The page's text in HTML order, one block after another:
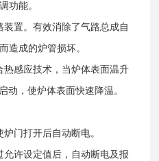
功能。
置。有效消除了气路总成自
造成的炉管损坏。
热感应技术，当炉体表面温升
动，使炉体表面快速降温。
门打开后自动断电。
许设定值后，自动断电及报